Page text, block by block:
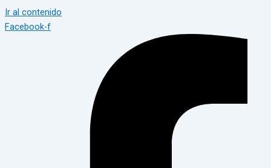
Ir al contenido
Facebook-f